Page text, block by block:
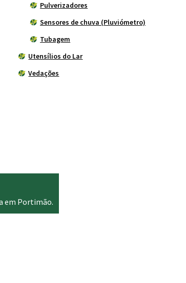
Pulverizadores
Sensores de chuva (Pluviómetro)
Tubagem
Utensílios do Lar
Vedações
em Portimão.